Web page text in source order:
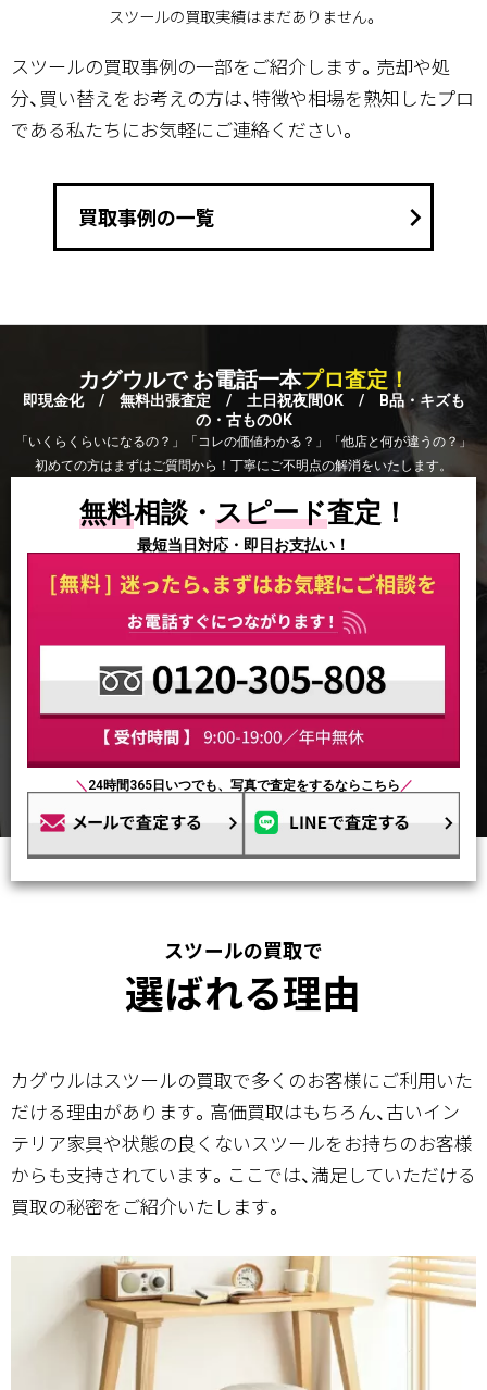
スツールの買取実績はまだありません。
スツールの買取事例の一部をご紹介します。売却や処
分、買い替えをお考えの方は、特徴や相場を熟知したプロ
である私たちにお気軽にご連絡ください。
買取事例の一覧 keyboard_arrow_right
カグウルで お電話一本プロ査定！
即現金化 / 無料出張査定 / 土日祝夜間OK / B品・キズも
の・古ものOK
「いくらくらいになるの？」「コレの価値わかる？」「他店と何が違うの？」
初めての方はまずはご質問から！丁寧にご不明点の解消をいたします。
無料相談・ スピード査定！
最短当日対応・即日お支払い！
＼ 24時間365日いつでも、写真で査定をするならこちら ／
スツールの買取で
選ばれる理由
カグウルはスツールの買取で多くのお客様にご利用いた
だける理由があります。高価買取はもちろん、古いイン
テリア家具や状態の良くないスツールをお持ちのお客様
からも支持されています。ここでは、満足していただける
買取の秘密をご紹介いたします。